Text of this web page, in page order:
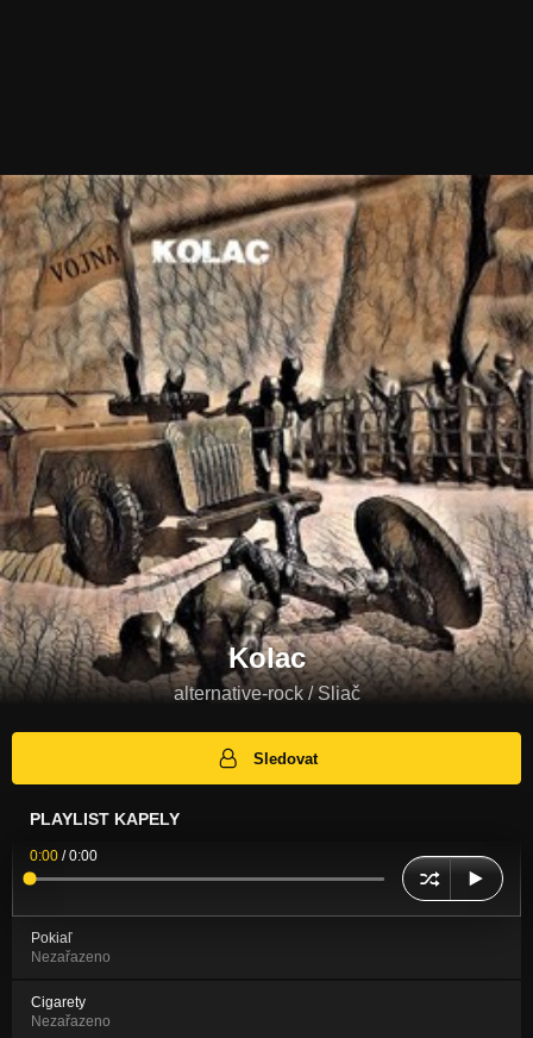
Kolac
alternative-rock / Sliač
Sledovat
PLAYLIST KAPELY
0:00 /0:00
Pokiaľ
Nezařazeno
Cigarety
Nezařazeno